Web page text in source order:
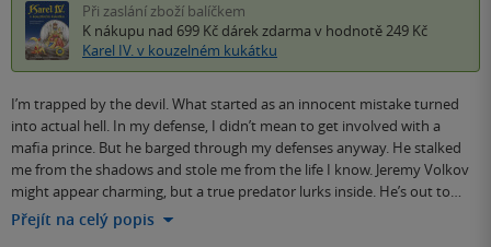
Při zaslání zboží balíčkem
K nákupu nad 699 Kč dárek zdarma v hodnotě 249 Kč
Karel IV. v kouzelném kukátku
I’m trapped by the devil. What started as an innocent mistake turned
into actual hell. In my defense, I didn’t mean to get involved with a
mafia prince. But he barged through my defenses anyway. He stalked
me from the shadows and stole me from the life I know. Jeremy Volkov
might appear charming, but a true predator lurks inside. He’s out to…
Přejít na celý popis